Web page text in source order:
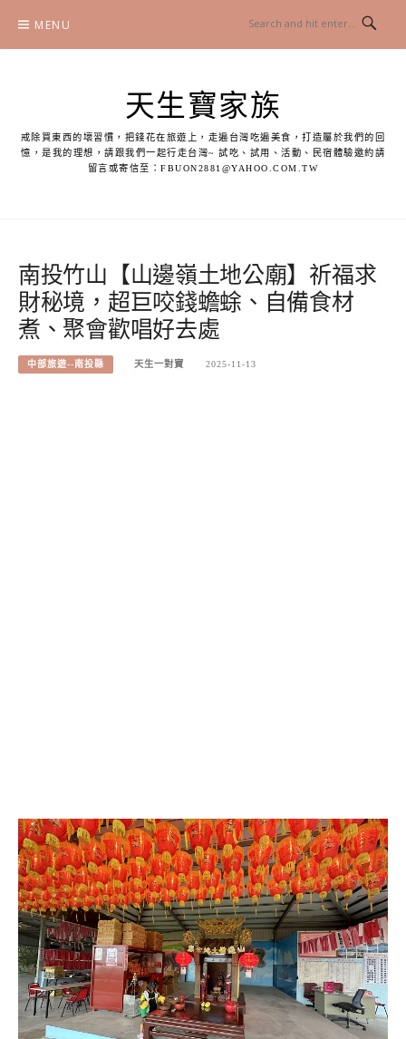
content
MENU
天生寶家族
戒除買東西的壞習慣，把錢花在旅遊上，走遍台灣吃遍美食，打造屬於我們的回
憶，是我的理想，請跟我們一起行走台灣~ 試吃、試用、活動、民宿體驗邀約請
留言或寄信至：FBUON2881@YAHOO.COM.TW
南投竹山【山邊嶺土地公廟】祈福求
財秘境，超巨咬錢蟾蜍、自備食材
煮、聚會歡唱好去處
中部旅遊--南投縣 天生一對寶 2025-11-13